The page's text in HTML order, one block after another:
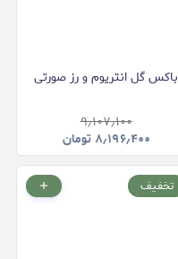
باکس گل انتریوم و رز صورتی
۹٫۱۰۷٫۱۰۰
۸٫۱۹۶٫۴۰۰ تومان
تخفیف